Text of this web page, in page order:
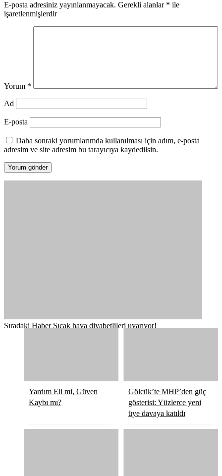
E-posta adresiniz yayınlanmayacak. Gerekli alanlar * ile
işaretlenmişlerdir
Yorum *
Ad
E-posta
Daha sonraki yorumlarımda kullanılması için adım, e-posta
adresim ve site adresim bu tarayıcıya kaydedilsin.
Sıradaki Haber Sıcak hava diyabetlileri uyarıyor!
Yardım Eli mi, Güven
Kaybı mı?
Gölcük’te MHP’den güç
gösterisi: Yüzlerce yeni
üye davaya katıldı